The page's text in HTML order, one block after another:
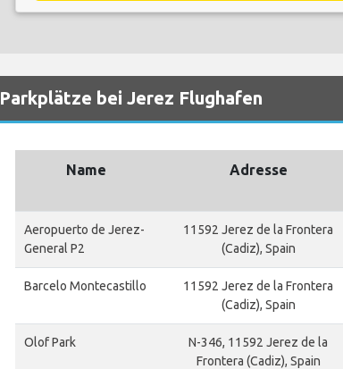
Parkplätze bei Jerez Flughafen
Name Adresse
Aeropuerto de Jerez-
General P2
11592 Jerez de la Frontera
(Cadiz), Spain
Barcelo Montecastillo
11592 Jerez de la Frontera
(Cadiz), Spain
Olof Park
N-346, 11592 Jerez de la
Frontera (Cadiz), Spain